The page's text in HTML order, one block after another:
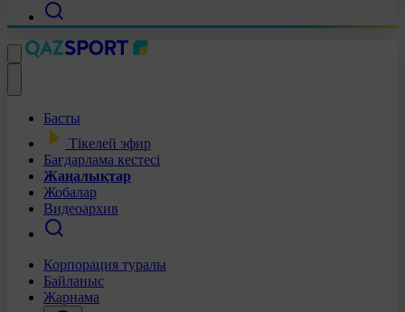
Басты
Тікелей эфир
Бағдарлама кестесі
Жаңалықтар
Жобалар
Видеоархив
Корпорация туралы
Байланыс
Жарнама